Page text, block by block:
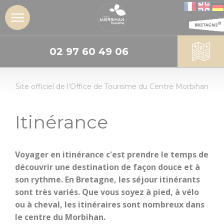
Découvrir
DÉCOUVRIR
L'insoupçonné
incontournables
Les Landes de
Lanvaux
Géants de
Dormir
02 97 60 49 06
Site officiel de l'Office de Tourisme du Centre Morbihan
Itinérance
Voyager en itinérance c'est prendre le temps de
découvrir une destination de façon douce et à
son rythme. En Bretagne, les séjour itinérants
sont très variés. Que vous soyez à pied, à vélo
ou à cheval, les itinéraires sont nombreux dans
le centre du Morbihan.